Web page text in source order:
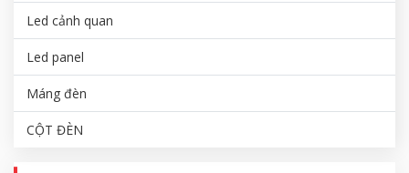
Led cảnh quan
Led panel
Máng đèn
CỘT ĐÈN